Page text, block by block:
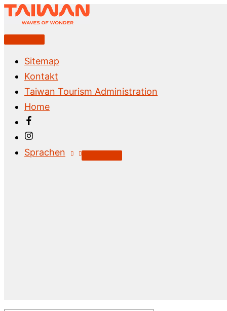
Zum
Inhalt
springenAbove
Sitemap
Kontakt
Taiwan Tourism Administration
Home
Sprachen